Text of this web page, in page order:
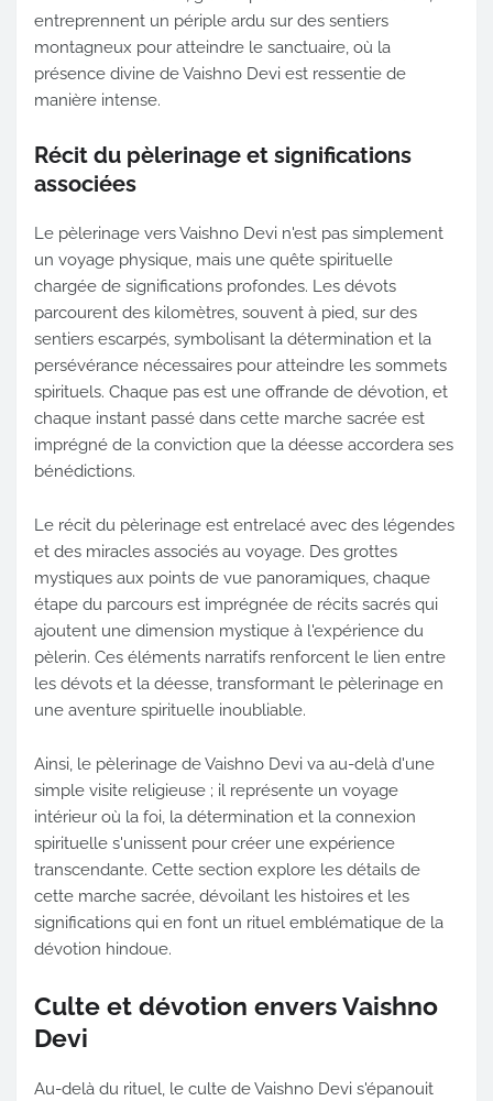
entreprennent un périple ardu sur des sentiers
montagneux pour atteindre le sanctuaire, où la
présence divine de Vaishno Devi est ressentie de
manière intense.
Récit du pèlerinage et significations
associées
Le pèlerinage vers Vaishno Devi n'est pas simplement
un voyage physique, mais une quête spirituelle
chargée de significations profondes. Les dévots
parcourent des kilomètres, souvent à pied, sur des
sentiers escarpés, symbolisant la détermination et la
persévérance nécessaires pour atteindre les sommets
spirituels. Chaque pas est une offrande de dévotion, et
chaque instant passé dans cette marche sacrée est
imprégné de la conviction que la déesse accordera ses
bénédictions.
Le récit du pèlerinage est entrelacé avec des légendes
et des miracles associés au voyage. Des grottes
mystiques aux points de vue panoramiques, chaque
étape du parcours est imprégnée de récits sacrés qui
ajoutent une dimension mystique à l'expérience du
pèlerin. Ces éléments narratifs renforcent le lien entre
les dévots et la déesse, transformant le pèlerinage en
une aventure spirituelle inoubliable.
Ainsi, le pèlerinage de Vaishno Devi va au-delà d'une
simple visite religieuse ; il représente un voyage
intérieur où la foi, la détermination et la connexion
spirituelle s'unissent pour créer une expérience
transcendante. Cette section explore les détails de
cette marche sacrée, dévoilant les histoires et les
significations qui en font un rituel emblématique de la
dévotion hindoue.
Culte et dévotion envers Vaishno
Devi
Au-delà du rituel, le culte de Vaishno Devi s'épanouit